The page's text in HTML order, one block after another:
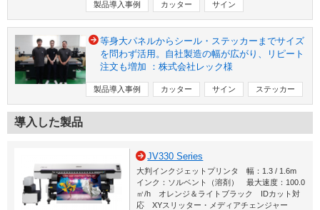
製品導入事例 カッター サイン
等身大パネルからシール・ステッカーまでサイズ
を問わず活用。自社製造の幅が広がり、リピート
注文も増加 ：株式会社レック様
製品導入事例 カッター サイン ステッカー
導入した製品
JV330 Series
大判インクジェットプリンタ 幅：1.3 / 1.6m
インク：ソルベント（溶剤） 最大速度：100.0
㎡/h オレンジ＆ライトブラック IDカット対
応 XYスリッター・メディアチェンジャー